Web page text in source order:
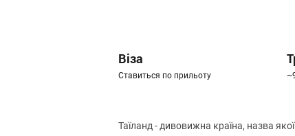
Віза
Ставиться по прильоту
Таїланд - дивовижна країна, назва